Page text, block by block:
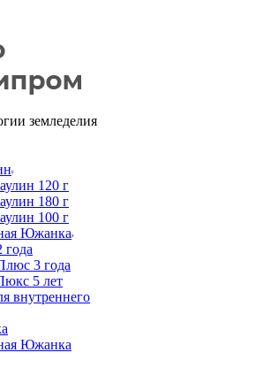
земледелия
120 г
180 г
100 г
Южанка
3 года
5 лет
внутреннего
Южанка